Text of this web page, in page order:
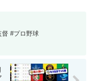
督 #プロ野球